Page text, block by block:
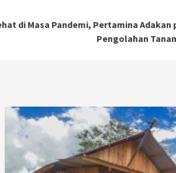
di Masa Pandemi, Pertamina Adakan
Pengolahan